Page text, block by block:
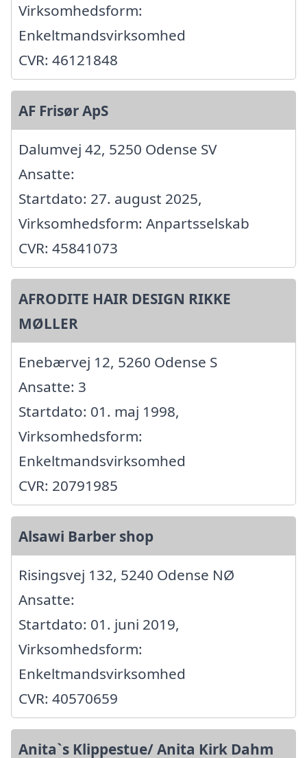
Virksomhedsform:
Enkeltmandsvirksomhed
CVR: 46121848
AF Frisør ApS
Dalumvej 42, 5250 Odense SV
Ansatte:
Startdato: 27. august 2025,
Virksomhedsform: Anpartsselskab
CVR: 45841073
AFRODITE HAIR DESIGN RIKKE
MØLLER
Enebærvej 12, 5260 Odense S
Ansatte: 3
Startdato: 01. maj 1998,
Virksomhedsform:
Enkeltmandsvirksomhed
CVR: 20791985
Alsawi Barber shop
Risingsvej 132, 5240 Odense NØ
Ansatte:
Startdato: 01. juni 2019,
Virksomhedsform:
Enkeltmandsvirksomhed
CVR: 40570659
Anita`s Klippestue/ Anita Kirk Dahm